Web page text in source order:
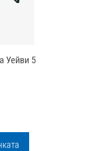
Уейви 5
€
€